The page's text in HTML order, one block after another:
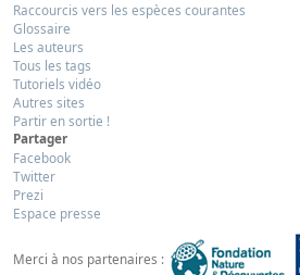
Raccourcis vers les espèces courantes
Glossaire
Les auteurs
Tous les tags
Tutoriels vidéo
Autres sites
Partir en sortie !
Partager
Facebook
Twitter
Prezi
Espace presse
Merci à nos partenaires :